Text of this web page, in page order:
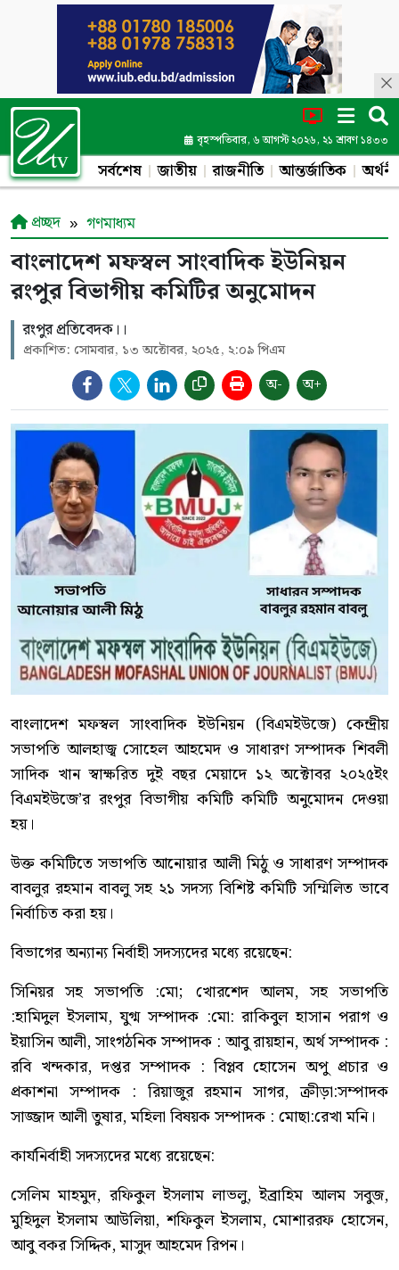
বৃহস্পতিবার, ৬ আগস্ট ২০২৬, ২১ শ্রাবণ ১৪৩৩
সর্বশেষ জাতীয় রাজনীতি আন্তর্জাতিক
প্রচ্ছদ গণমাধ্যম
বাংলাদেশ মফস্বল সাংবাদিক ইউনিয়ন
রংপুর বিভাগীয় কমিটির অনুমোদন
রংপুর প্রতিবেদক।।
প্রকাশিত: সোমবার, ১৩ অক্টোবর, ২০২৫, ২:০৯ পিএম
অ- অ+
বাংলাদেশ মফস্বল সাংবাদিক ইউনিয়ন (বিএমইউজে) কেন্দ্রীয়
সভাপতি আলহাজ্ব সোহেল আহমেদ ও সাধারণ সম্পাদক শিবলী
সাদিক খান স্বাক্ষরিত দুই বছর মেয়াদে ১২ অক্টোবর ২০২৫ইং
বিএমইউজে’র রংপুর বিভাগীয় কমিটি কমিটি অনুমোদন দেওয়া
হয়।
উক্ত কমিটিতে সভাপতি আনোয়ার আলী মিঠু ও সাধারণ সম্পাদক
বাবলুর রহমান বাবলু সহ ২১ সদস্য বিশিষ্ট কমিটি সম্মিলিত ভাবে
নির্বাচিত করা হয়।
বিভাগের অন্যান্য নির্বাহী সদস্যদের মধ্যে রয়েছেন:
সিনিয়র সহ সভাপতি :মো; খোরশেদ আলম, সহ সভাপতি
:হামিদুল ইসলাম, যুগ্ম সম্পাদক :মো: রাকিবুল হাসান পরাগ ও
ইয়াসিন আলী, সাংগঠনিক সম্পাদক : আবু রায়হান, অর্থ সম্পাদক :
রবি খন্দকার, দপ্তর সম্পাদক : বিপ্লব হোসেন অপু প্রচার ও
প্রকাশনা সম্পাদক : রিয়াজুর রহমান সাগর, ক্রীড়া:সম্পাদক
সাজ্জাদ আলী তুষার, মহিলা বিষয়ক সম্পাদক : মোছা:রেখা মনি।
কার্যনির্বাহী সদস্যদের মধ্যে রয়েছেন:
সেলিম মাহমুদ, রফিকুল ইসলাম লাভলু, ইব্রাহিম আলম সবুজ,
মুহিদুল ইসলাম আউলিয়া, শফিকুল ইসলাম, মোশাররফ হোসেন,
আবু বকর সিদ্দিক, মাসুদ আহমেদ রিপন।